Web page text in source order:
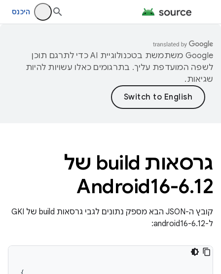
היכנס
‫Google משתמשת בטכנולוגיית AI כדי לתרגם תוכן
לשפה המועדפת עליך. בתרגומים כאלו עשויות להיות
שגיאות.
גרסאות build של
Android16-6.12
קובץ ה-JSON הבא מספק נתונים לגבי גרסאות build של GKI
ל-android16-6.12: